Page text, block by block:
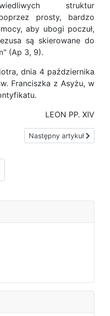
struktur
prosty, bardzo
aby ubogi poczuł,
są skierowane do
(Ap 3, 9).
dnia 4 października
Franciszka z Asyżu, w
LEON PP. XIV
Następny artykuł:
Następny artykuł
for results.